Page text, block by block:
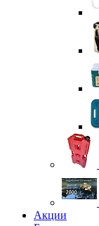
Акции